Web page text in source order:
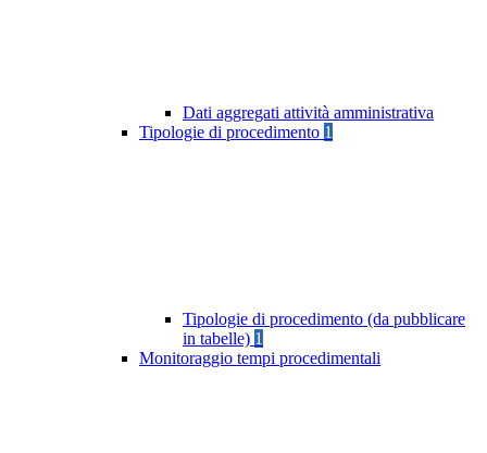
Dati aggregati attività amministrativa
Tipologie di procedimento 1
Tipologie di procedimento (da pubblicare
in tabelle) 1
Monitoraggio tempi procedimentali